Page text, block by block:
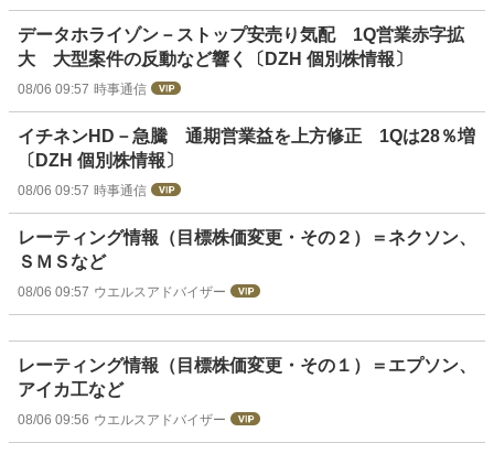
データホライゾン－ストップ安売り気配 1Q営業赤字拡
大 大型案件の反動など響く〔DZH 個別株情報〕
08/06 09:57 時事通信
イチネンHD－急騰 通期営業益を上方修正 1Qは28％増
〔DZH 個別株情報〕
08/06 09:57 時事通信
レーティング情報（目標株価変更・その２）＝ネクソン、
ＳＭＳなど
08/06 09:57 ウエルスアドバイザー
レーティング情報（目標株価変更・その１）＝エプソン、
アイカ工など
08/06 09:56 ウエルスアドバイザー